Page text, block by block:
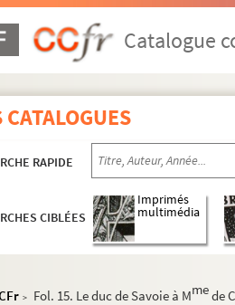
Catalogue
CATALOGUES
RAPIDE
CIBLÉES
Imprimés
multimédia
> Fol. 15. Le duc de Savoie à Mmede